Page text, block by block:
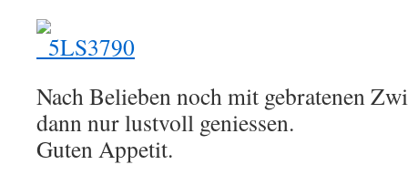
Nach Belieben noch mit gebratenen
dann nur lustvoll geniessen.
Guten Appetit.